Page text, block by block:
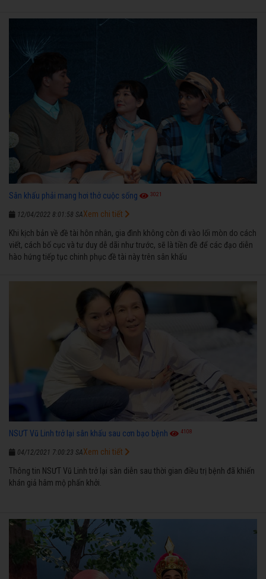
Sân khấu phải mang hơi thở cuộc sống 3021
12/04/2022 8:01:58 SA
Khi kịch bản về đề tài hôn nhân, gia đình không còn đi vào lối mòn do cách
viết, cách bố cục và tư duy dễ dãi như trước, sẽ là tiền đề để các đạo diễn
hào hứng tiếp tục chinh phục đề tài này trên sân khấu
Xem chi tiết
NSƯT Vũ Linh trở lại sân khấu sau cơn bạo bệnh 4108
04/12/2021 7:00:23 SA
Thông tin NSƯT Vũ Linh trở lại sàn diễn sau thời gian điều trị bệnh đã khiến
khán giả hâm mộ phấn khởi.
Xem chi tiết